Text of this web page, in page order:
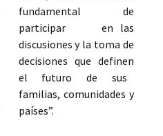
fundamental de
participar en las
discusiones y la toma de
decisiones que definen
el futuro de sus
familias, comunidades y
países”.